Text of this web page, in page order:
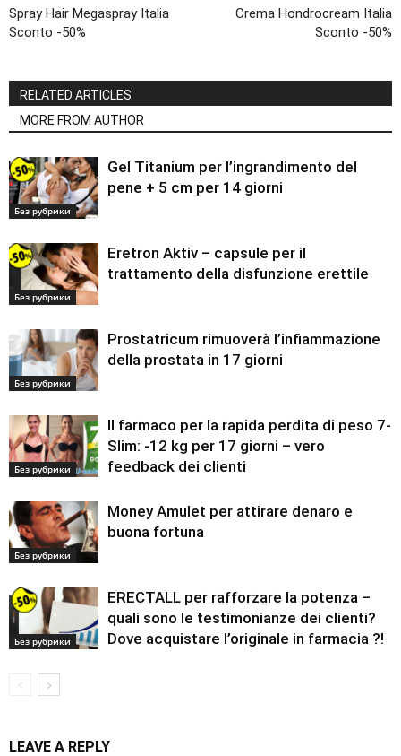
Spray Hair Megaspray Italia
Sconto -50%
Crema Hondrocream Italia
Sconto -50%
RELATED ARTICLES
MORE FROM AUTHOR
Без рубрики
Gel Titanium per l’ingrandimento del
pene + 5 cm per 14 giorni
Без рубрики
Eretron Aktiv – capsule per il
trattamento della disfunzione erettile
Без рубрики
Prostatricum rimuoverà l’infiammazione
della prostata in 17 giorni
Без рубрики
Il farmaco per la rapida perdita di peso 7-
Slim: -12 kg per 17 giorni – vero
feedback dei clienti
Без рубрики
Money Amulet per attirare denaro e
buona fortuna
Без рубрики
ERECTALL per rafforzare la potenza –
quali sono le testimonianze dei clienti?
Dove acquistare l’originale in farmacia ?!
LEAVE A REPLY